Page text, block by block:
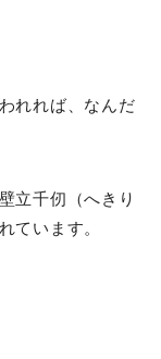
れれば、なんだ
立千仞（へきり
ています。